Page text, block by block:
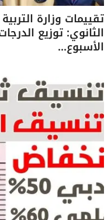
الثانوي: توزيع
الأسبوع...